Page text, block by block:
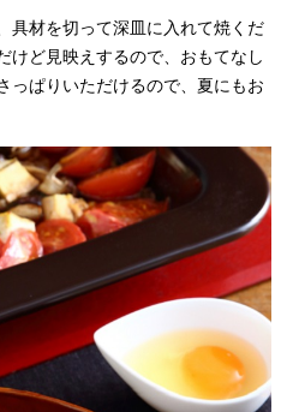
具材を切って深皿に入れて焼くだ
けど見映えするので、おもてなし
っぱりいただけるので、夏にもお